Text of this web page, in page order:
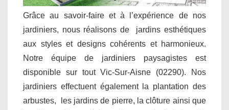
Grâce au savoir-faire et à l’expérience de nos
jardiniers, nous réalisons de jardins esthétiques
aux styles et designs cohérents et harmonieux.
Notre équipe de jardiniers paysagistes est
disponible sur tout Vic-Sur-Aisne (02290). Nos
jardiniers effectuent également la plantation des
arbustes, les jardins de pierre, la clôture ainsi que